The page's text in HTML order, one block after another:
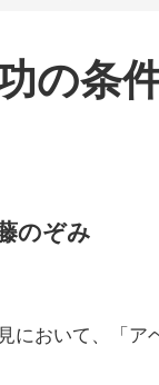
の条
のぞみ
において、「